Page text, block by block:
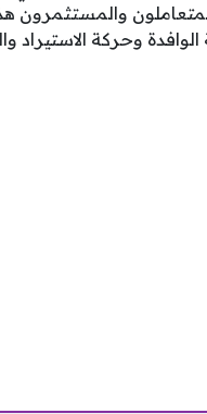
والمستثمرون
الوافدة وحركة الاستيراد